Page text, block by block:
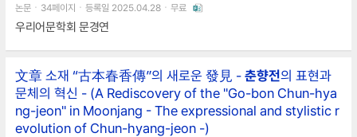
논문ㆍ34페이지ㆍ등록일 2025.04.28ㆍ무료
우리어문학회 문경연
文章 소재 “古本春香傳”의 새로운 發見 - 춘향전의 표현과
문체의 혁신 - (A Rediscovery of the "Go-bon Chun-hya
ng-jeon" in Moonjang - The expressional and stylistic r
evolution of Chun-hyang-jeon -)